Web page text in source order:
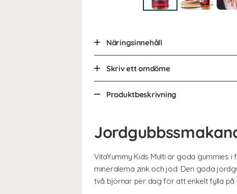
Näringsinnehåll
Skriv ett omdöme
Produktbeskrivning
VitaYummy Kids Multi är goda gummies i
mineralerna zink och jod. Den goda
två björnar per dag för att enkelt fylla på